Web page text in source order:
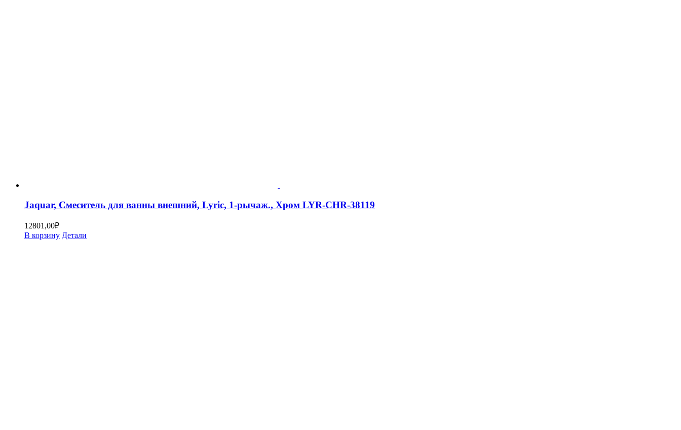
Jaquar, Смеситель для ванны внешний, Lyric, 1-рычаж., Хром LYR-CHR-38119
12801,00₽
В корзину Детали